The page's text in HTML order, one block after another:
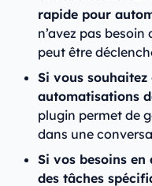
rapide pour
n’avez pas
peut être
Si vous
automatisations
plugin permet de
dans une
Si vos besoins
des tâches